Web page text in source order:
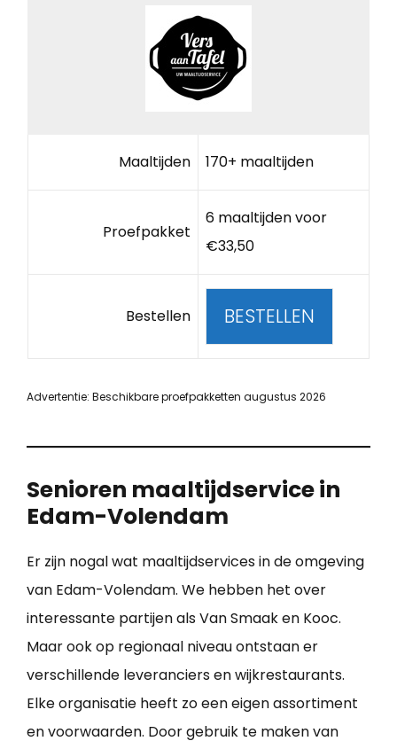
Maaltijden 170+ maaltijden
Proefpakket
6 maaltijden voor
€33,50
Bestellen BESTELLEN
Advertentie: Beschikbare proefpakketten augustus 2026
Senioren maaltijdservice in
Edam-Volendam
Er zijn nogal wat maaltijdservices in de omgeving
van Edam-Volendam. We hebben het over
interessante partijen als Van Smaak en Kooc.
Maar ook op regionaal niveau ontstaan er
verschillende leveranciers en wijkrestaurants.
Elke organisatie heeft zo een eigen assortiment
en voorwaarden. Door gebruik te maken van